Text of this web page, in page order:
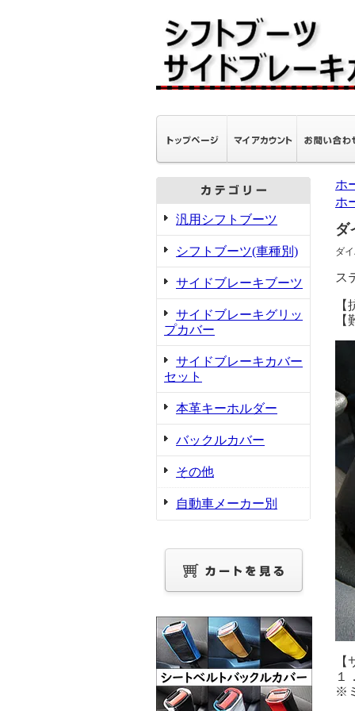
汎用シフトブーツ
シフトブーツ(車種別)
サイドブレーキブーツ
サイドブレーキグリッ
プカバー
サイドブレーキカバー
セット
本革キーホルダー
バックルカバー
その他
自動車メーカー別
ホ
ホ
ダ
ダ
ス
１
※